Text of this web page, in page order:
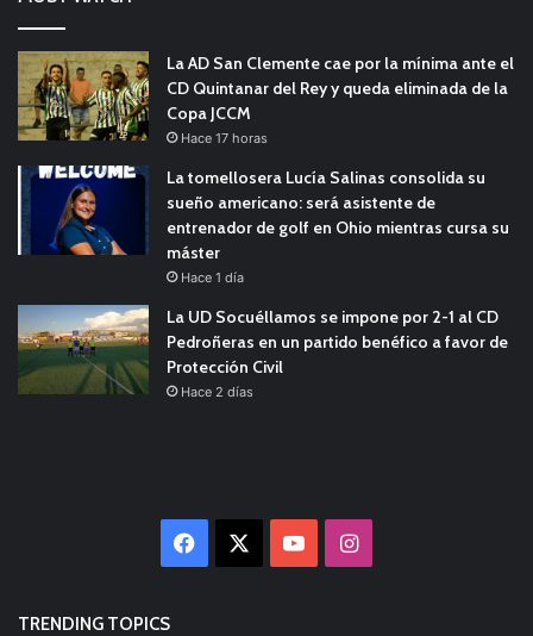
La AD San Clemente cae por la mínima ante el
CD Quintanar del Rey y queda eliminada de la
Copa JCCM
Hace 17 horas
La tomellosera Lucía Salinas consolida su
sueño americano: será asistente de
entrenador de golf en Ohio mientras cursa su
máster
Hace 1 día
La UD Socuéllamos se impone por 2-1 al CD
Pedroñeras en un partido benéfico a favor de
Protección Civil
Hace 2 días
Facebook YouTubeInstagram
TRENDING TOPICS